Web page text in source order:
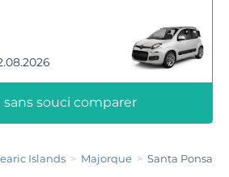
sans souci comparer
Islands Majorque Santa Ponsa